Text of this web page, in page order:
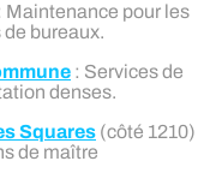
Maintenance pour les
bureaux.
: Services de
denses.
Squares (côté 1210)
de maître